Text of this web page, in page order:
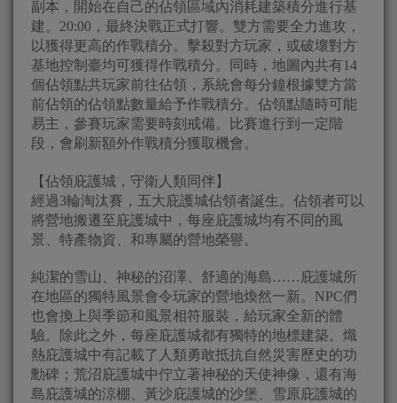
副本，開始在自己的佔領區域內消耗建築積分進行基
建。20:00，最終決戰正式打響。雙方需要全力進攻，
以獲得更高的作戰積分。擊殺對方玩家，或破壞對方
基地控制臺均可獲得作戰積分。同時，地圖內共有14
個佔領點共玩家前往佔領，系統會每分鐘根據雙方當
前佔領的佔領點數量給予作戰積分。佔領點隨時可能
易主，參賽玩家需要時刻戒備。比賽進行到一定階
段，會刷新額外作戰積分獲取機會。
【佔領庇護城，守衛人類同伴】
經過3輪淘汰賽，五大庇護城佔領者誕生。佔領者可以
將營地搬遷至庇護城中，每座庇護城均有不同的風
景、特產物資、和專屬的營地榮譽。
純潔的雪山、神秘的沼澤、舒適的海島……庇護城所
在地區的獨特風景會令玩家的營地煥然一新。NPC們
也會換上與季節和風景相符服裝，給玩家全新的體
驗。除此之外，每座庇護城都有獨特的地標建築。熾
熱庇護城中有記載了人類勇敢抵抗自然災害歷史的功
勳碑；荒沼庇護城中佇立著神秘的天使神像，還有海
島庇護城的涼棚、黃沙庇護城的沙堡、雪原庇護城的